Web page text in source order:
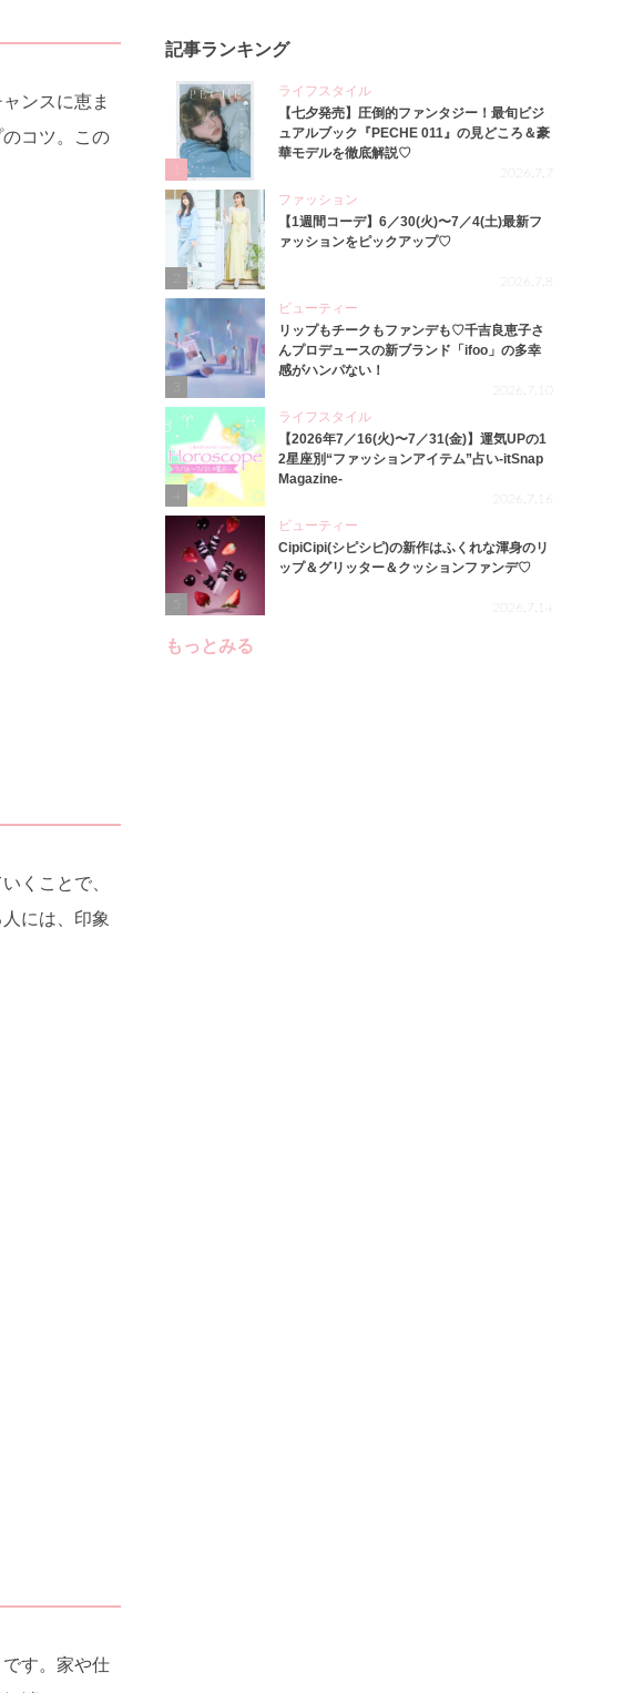
ンスに恵ま
コツ。この
くことで、
には、印象
す。家や仕
記事ランキング
ライフスタイル
【七夕発売】圧倒的ファンタジー！最旬ビジ
ュアルブック『PECHE 011』の見どころ＆豪
華モデルを徹底解説♡
2026.7.7
ファッション
【1週間コーデ】6／30(火)〜7／4(土)最新フ
ァッションをピックアップ♡
2026.7.8
3
ビューティー
リップもチークもファンデも♡千吉良恵子さ
んプロデュースの新ブランド「ifoo」の多幸
感がハンパない！
2026.7.10
4
ライフスタイル
【2026年7／16(火)〜7／31(金)】運気UPの1
2星座別“ファッションアイテム”占い-itSnap
Magazine-
2026.7.16
ビューティー
CipiCipi(シピシピ)の新作はふくれな渾身のリ
ップ＆グリッター＆クッションファンデ♡
2026.7.14
もっとみる